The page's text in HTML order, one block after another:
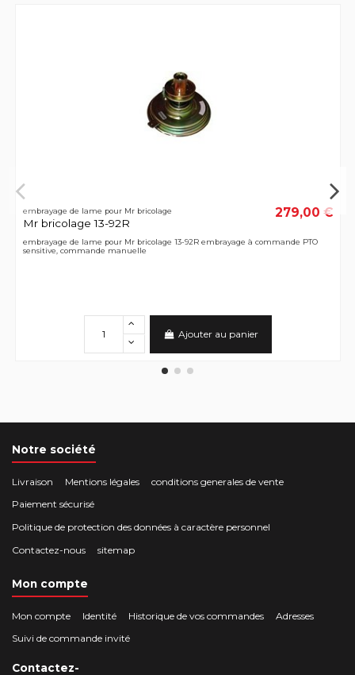
embrayage de lame pour Mr bricolage
Mr bricolage 13-92R
279,00 €
embrayage de lame pour Mr bricolage 13-92R embrayage à commande PTO
sensitive, commande manuelle
Ajouter au panier
Notre société
Livraison Mentions légales
conditions generales de vente
Paiement sécurisé
Politique de protection des données à caractère personnel
Contactez-nous
sitemap
Mon compte
Mon compte Identité Historique de vos commandes
Adresses
Suivi de commande invité
Contactez-